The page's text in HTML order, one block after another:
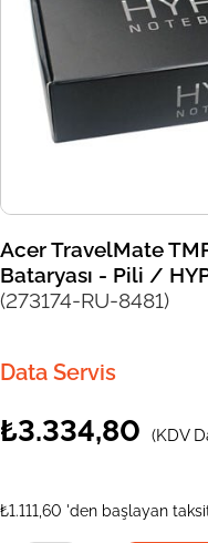
Acer TravelMate
Bataryası - Pili /
(273174-RU-8481)
Data Servis
₺3.334,80 (KDV
₺1.111,60 'den başlayan